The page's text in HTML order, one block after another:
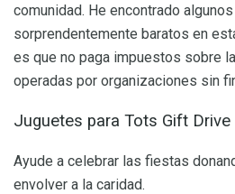
comunidad. He encontrado
sorprendentemente baratos en
es que no paga impuestos sobre
operadas por organizaciones sin
Juguetes para Tots Gift Drive
Ayude a celebrar las fiestas
envolver a la caridad.